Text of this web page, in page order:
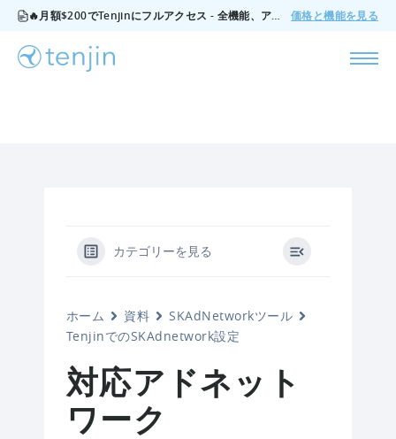
🔥月額$200でTenjinにフルアクセス - 全機能、アドオンなし、いつでもキャンセル可能。 価格と機能を見る
カテゴリーを見る
ホーム 資料
SKAdNetworkツール
TenjinでのSKAdnetwork設定
対応アドネット
ワーク